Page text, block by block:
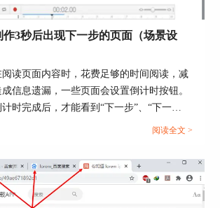
图3：打开过渡方式
示，Hype软件会弹出过渡方式的选
中的“弹性”方式，可以看到，“弹
出反复弹起、掉落的形状。
作3秒后出现下一步的页面（场景设
读页面内容时，花费足够的时间阅读，减
信息遗漏，一些页面会设置倒计时按钮。
时完成后，才能看到“下一步”、“下一
阅读全文 >